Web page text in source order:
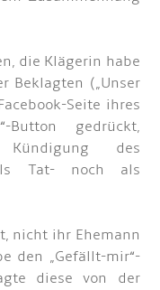
die Klägerin habe
Beklagten („Unser
Seite ihres
Button gedrückt,
des
Tat- noch als
nicht ihr Ehemann
den „Gefällt-mir“-
diese von der